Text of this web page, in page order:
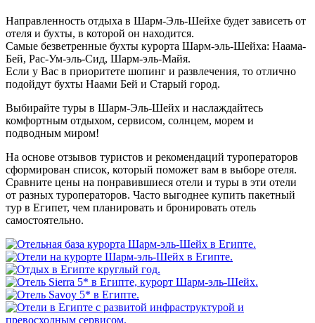
Направленность отдыха в Шарм-Эль-Шейхе будет зависеть от
отеля и бухты, в которой он находится.
Самые безветренные бухты курорта Шарм-эль-Шейха: Наама-
Бей, Рас-Ум-эль-Сид, Шарм-эль-Майя.
Если у Вас в приоритете шопинг и развлечения, то отлично
подойдут бухты Наами Бей и Старый город.
Выбирайте туры в Шарм-Эль-Шейх и наслаждайтесь
комфортным отдыхом, сервисом, солнцем, морем и
подводным миром!
На основе отзывов туристов и рекомендаций туроператоров
сформирован список, который поможет вам в выборе отеля.
Сравните цены на понравившиеся отели и туры в эти отели
от разных туроператоров. Часто выгоднее купить пакетный
тур в Египет, чем планировать и бронировать отель
самостоятельно.